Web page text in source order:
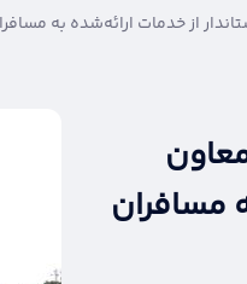
از خدمات ارائه‌شده به
مسافران